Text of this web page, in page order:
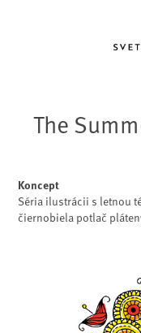
The
Koncept
Séria ilustrácii s letnou
čiernobiela potlač